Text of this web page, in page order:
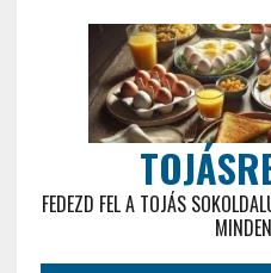
FEDEZD FEL A TOJÁS